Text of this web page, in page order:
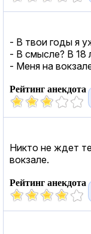
- В твои годы я
- В смысле? В 18
- Меня на
Рейтинг анекдота
Никто не ждет
вокзале.
Рейтинг анекдота